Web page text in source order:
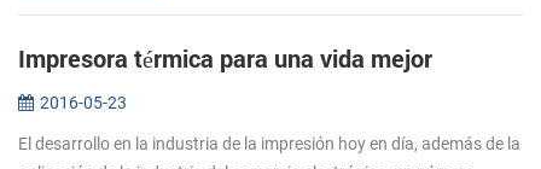
Impresora térmica para una vida mejor
2016-05-23
El desarrollo en la industria de la impresión hoy en día, además de la